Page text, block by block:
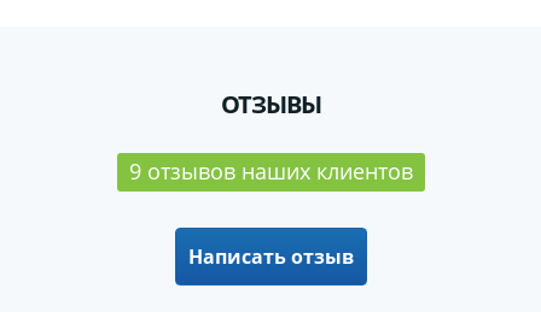
ОТЗЫВЫ
9 отзывов наших клиентов
Написать отзыв